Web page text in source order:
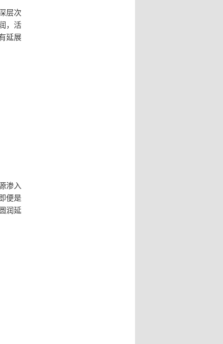
层次
，活
延展
渗入
便是
润延